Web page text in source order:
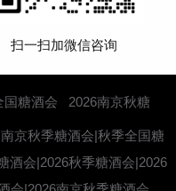
扫一扫加微信咨询
国糖酒会 2026南京秋糖
京秋季糖酒会|秋季全国糖
酒会|2026秋季糖酒会|2026